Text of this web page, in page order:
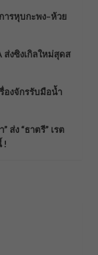
ารหุบกะพง–ห้วย
ส่งซิงเกิลใหม่สุดส
องจักรรับมือน้ำ
ง “ธาตรี” เรต
!